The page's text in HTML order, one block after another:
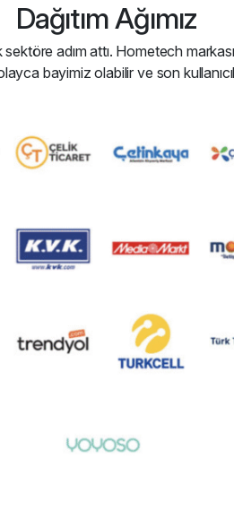
Dağıtım Ağımız
adım attı. Hometech
bayimiz olabilir ve son